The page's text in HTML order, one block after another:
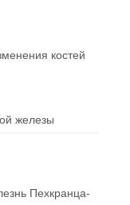
костей
железы
Пехкранца-